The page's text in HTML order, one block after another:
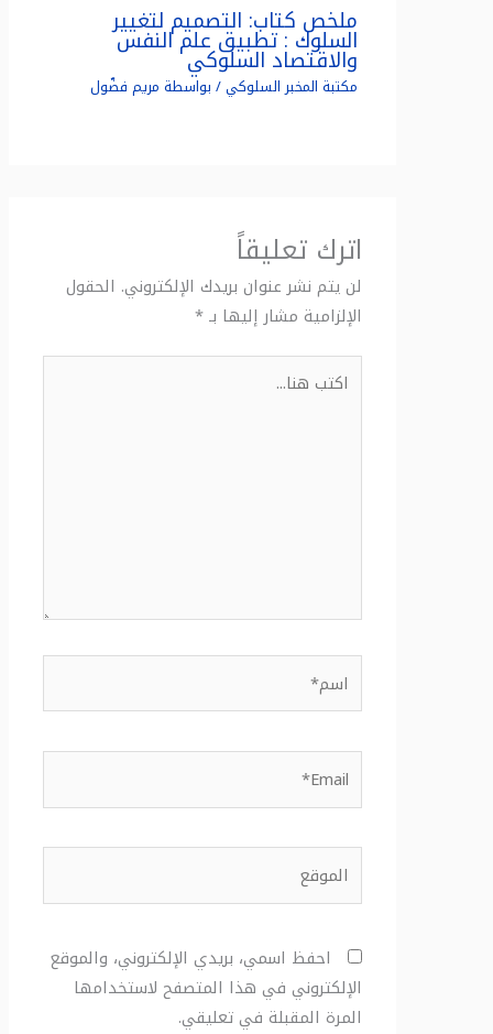
ملخص كتاب: التصميم لتغيير
السلوك : تطبيق علم النفس
والاقتصاد السلوكي
مكتبة المخبر السلوكي/ بواسطة مريم فضّول
اترك تعليقاً
لن يتم نشر عنوان بريدك الإلكتروني.الحقول
الإلزامية مشار إليها بـ*
احفظ اسمي، بريدي الإلكتروني، والموقع
الإلكتروني في هذا المتصفح لاستخدامها
المرة المقبلة في تعليقي.